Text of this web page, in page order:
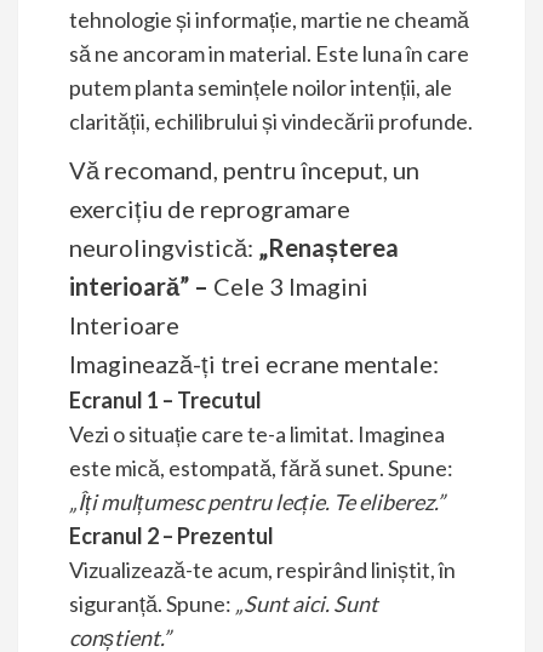
tehnologie și informație, martie ne cheamă
să ne ancoram in material. Este luna în care
putem planta semințele noilor intenții, ale
clarității, echilibrului și vindecării profunde.
Vă recomand, pentru început, un
exercițiu de reprogramare
neurolingvistică: „Renașterea
interioară” – Cele 3 Imagini
Interioare
Imaginează-ți trei ecrane mentale:
Ecranul 1 – Trecutul
Vezi o situație care te-a limitat. Imaginea
este mică, estompată, fără sunet. Spune:
„Îți mulțumesc pentru lecție. Te eliberez.”
Ecranul 2 – Prezentul
Vizualizează-te acum, respirând liniștit, în
siguranță. Spune: „Sunt aici. Sunt
conștient.”